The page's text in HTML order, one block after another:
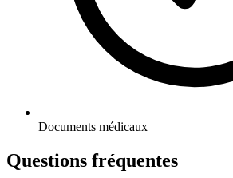
Documents médicaux
Questions fréquentes